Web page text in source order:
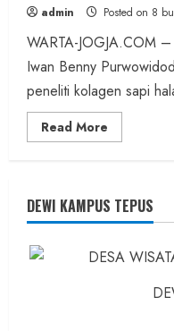
admin Posted on 8
WARTA-JOGJA.COM
Iwan Benny
peneliti kolagen sapi
Read More
more
dan
Dokter
dan
DEWI KAMPUS TEPUS